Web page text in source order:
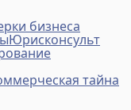
бизнеса
Юрисконсульт
тайна